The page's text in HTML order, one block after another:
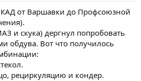
от Варшавки до Профсоюзной
и скука) дергнул попробовать
обдува. Вот что получилось
рециркуляцию и кондер.